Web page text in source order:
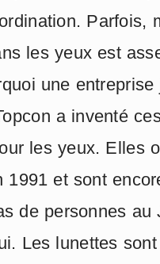
Parfois,
les yeux est
une entreprise
a inventé
les yeux. Elles
1991 et sont
de personnes au
Les lunettes